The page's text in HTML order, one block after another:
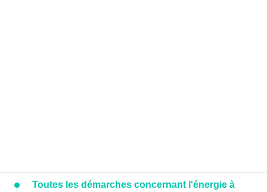
Toutes les démarches concernant l'énergie à